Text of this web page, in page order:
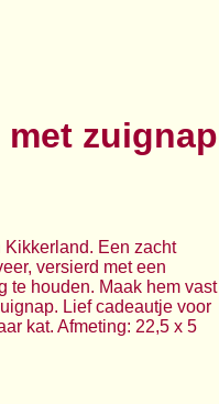
zuignap
Een zacht
versierd met een
te houden. Maak hem vast
Lief cadeautje voor
kat. Afmeting: 22,5 x 5